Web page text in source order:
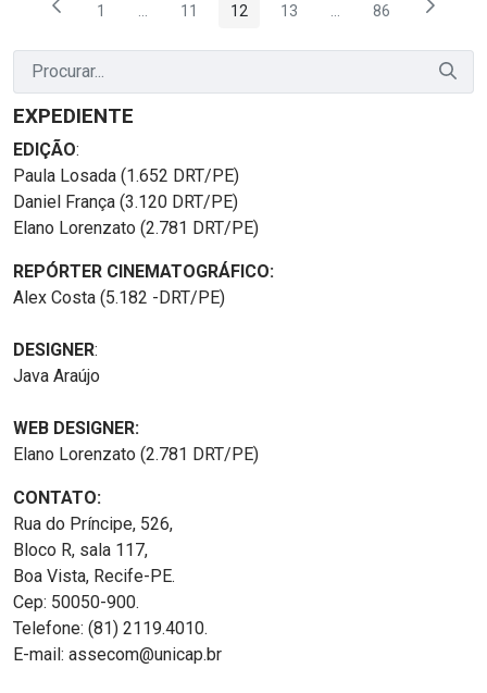
Página
1 Páginas intermediárias Usar ABA para navegar.
Página
11 Página
12 Página
13 PáginasPágina
86
EXPEDIENTE
EDIÇÃO:
Paula Losada (1.652 DRT/PE)
Daniel França (3.120 DRT/PE)
Elano Lorenzato (2.781 DRT/PE)
REPÓRTER CINEMATOGRÁFICO:
Alex Costa (5.182 -DRT/PE)
DESIGNER:
Java Araújo
WEB DESIGNER:
Elano Lorenzato (2.781 DRT/PE)
CONTATO:
Rua do Príncipe, 526,
Bloco R, sala 117,
Boa Vista, Recife-PE.
Cep: 50050-900.
Telefone: (81) 2119.4010.
E-mail: assecom@unicap.br